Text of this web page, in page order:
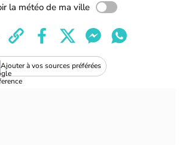
la météo de ma ville
Ajouter à vos sources préférées